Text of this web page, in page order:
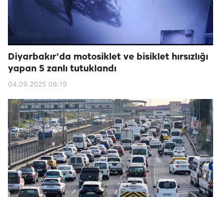
Diyarbakır'da motosiklet ve bisiklet hırsızlığı
yapan 5 zanlı tutuklandı
04.09.2025 08:19